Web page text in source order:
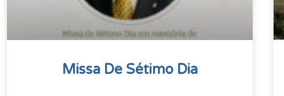
Missa De Sétimo Dia